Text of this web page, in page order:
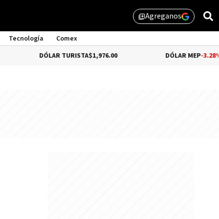
library_addAgreganos
Tecnología
Comex
DÓLAR TURISTA$1,976.00 DÓLAR MEP-3.28% $1,529.31